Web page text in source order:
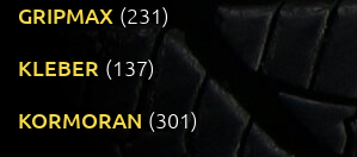
GRIPMAX (231)
KLEBER (137)
KORMORAN (301)